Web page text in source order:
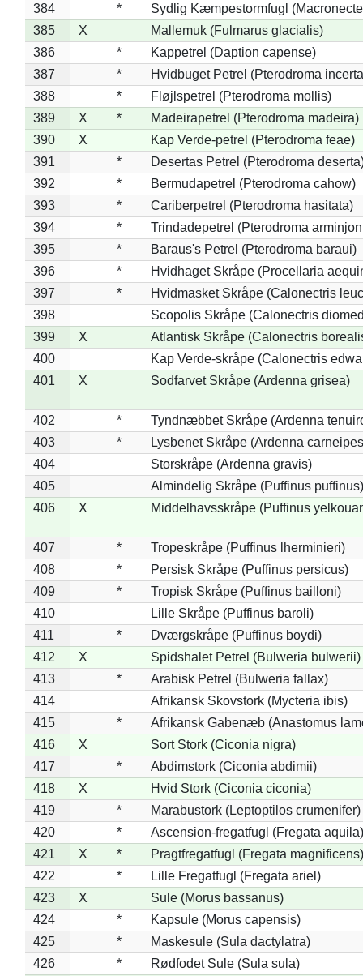
384
*
Sydlig Kæmpestormfugl
385
X
Mallemuk (Fulmarus glacialis)
386
*
Kappetrel (Daption capense)
387
*
Hvidbuget Petrel (Pterodroma
388
*
Fløjlspetrel (Pterodroma mollis)
389
X *
Madeirapetrel (Pterodroma madeira)
390
X
Kap Verde-petrel (Pterodroma feae)
391
*
Desertas Petrel (Pterodroma
392
*
Bermudapetrel (Pterodroma cahow)
393
*
Cariberpetrel (Pterodroma hasitata)
394
*
Trindadepetrel (Pterodroma
395
*
Baraus's Petrel (Pterodroma baraui)
396
*
Hvidhaget Skråpe (Procellaria
397
*
Hvidmasket Skråpe (Calonectris
398
Scopolis Skråpe (Calonectris
399
X
Atlantisk Skråpe (Calonectris
400
Kap Verde-skråpe (Calonectris
401
X Sodfarvet Skråpe (Ardenna grisea)
402 *
Tyndnæbbet Skråpe (Ardenna
403
*
Lysbenet Skråpe (Ardenna
404
Storskråpe (Ardenna gravis)
405
Almindelig Skråpe (Puffinus puffinus)
406
X Middelhavsskråpe (Puffinus
407 *
Tropeskråpe (Puffinus lherminieri)
408
*
Persisk Skråpe (Puffinus persicus)
409
*
Tropisk Skråpe (Puffinus bailloni)
410
Lille Skråpe (Puffinus baroli)
411
*
Dværgskråpe (Puffinus boydi)
412
X
Spidshalet Petrel (Bulweria bulwerii)
413
*
Arabisk Petrel (Bulweria fallax)
414
Afrikansk Skovstork (Mycteria ibis)
415
*
Afrikansk Gabenæb (Anastomus
416
X
Sort Stork (Ciconia nigra)
417
*
Abdimstork (Ciconia abdimii)
418
X
Hvid Stork (Ciconia ciconia)
419
*
Marabustork (Leptoptilos crumenifer)
420
*
Ascension-fregatfugl (Fregata aquila)
421
X *
Pragtfregatfugl (Fregata magnificens)
422
*
Lille Fregatfugl (Fregata ariel)
423
X
Sule (Morus bassanus)
424
*
Kapsule (Morus capensis)
425
*
Maskesule (Sula dactylatra)
426
* Rødfodet Sule (Sula sula)